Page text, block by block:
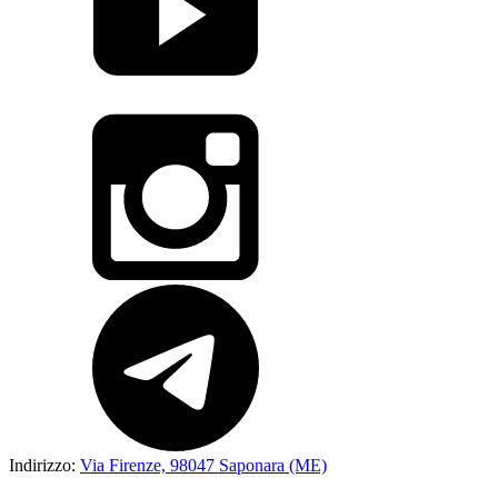
Indirizzo: Via Firenze, 98047 Saponara (ME)